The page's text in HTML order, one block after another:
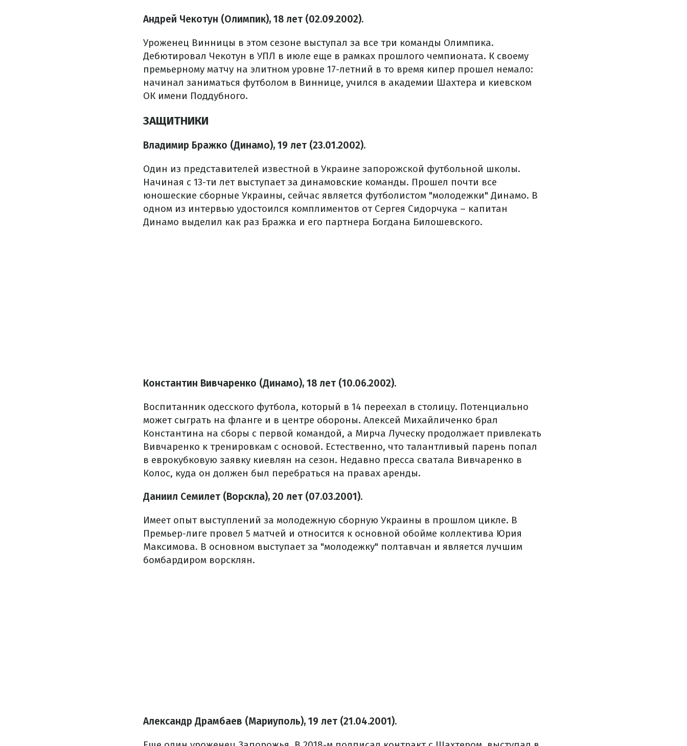
Андрей Чекотун (Олимпик), 18 лет (02.09.2002).
Уроженец Винницы в этом сезоне выступал за все три команды Олимпика.
Дебютировал Чекотун в УПЛ в июле еще в рамках прошлого чемпионата. К своему
премьерному матчу на элитном уровне 17-летний в то время кипер прошел немало:
начинал заниматься футболом в Виннице, учился в академии Шахтера и киевском
ОК имени Поддубного.
ЗАЩИТНИКИ
Владимир Бражко (Динамо), 19 лет (23.01.2002).
Один из представителей известной в Украине запорожской футбольной школы.
Начиная с 13-ти лет выступает за динамовские команды. Прошел почти все
юношеские сборные Украины, сейчас является футболистом "молодежки" Динамо. В
одном из интервью удостоился комплиментов от Сергея Сидорчука – капитан
Динамо выделил как раз Бражка и его партнера Богдана Билошевского.
Константин Вивчаренко (Динамо), 18 лет (10.06.2002).
Воспитанник одесского футбола, который в 14 переехал в столицу. Потенциально
может сыграть на фланге и в центре обороны. Алексей Михайличенко брал
Константина на сборы с первой командой, а Мирча Луческу продолжает привлекать
Вивчаренко к тренировкам с основой. Естественно, что талантливый парень попал
в еврокубковую заявку киевлян на сезон. Недавно пресса сватала Вивчаренко в
Колос, куда он должен был перебраться на правах аренды.
Даниил Семилет (Ворскла), 20 лет (07.03.2001).
Имеет опыт выступлений за молодежную сборную Украины в прошлом цикле. В
Премьер-лиге провел 5 матчей и относится к основной обойме коллектива Юрия
Максимова. В основном выступает за "молодежку" полтавчан и является лучшим
бомбардиром ворсклян.
Александр Драмбаев (Мариуполь), 19 лет (21.04.2001).